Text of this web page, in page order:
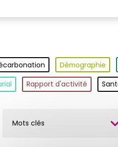
Démographie
Rapport d'activité
Mots clés